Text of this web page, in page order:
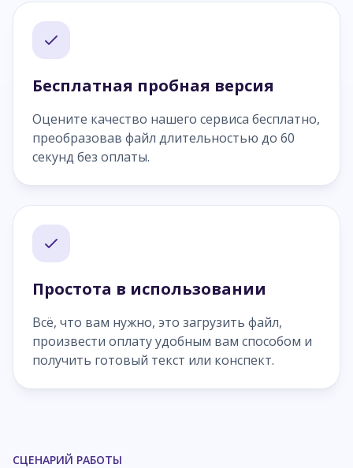
Бесплатная пробная версия
Оцените качество нашего сервиса бесплатно,
преобразовав файл длительностью до 60
секунд без оплаты.
Простота в использовании
Всё, что вам нужно, это загрузить файл,
произвести оплату удобным вам способом и
получить готовый текст или конспект.
СЦЕНАРИЙ РАБОТЫ